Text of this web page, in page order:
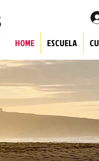
HOME ESCUELA